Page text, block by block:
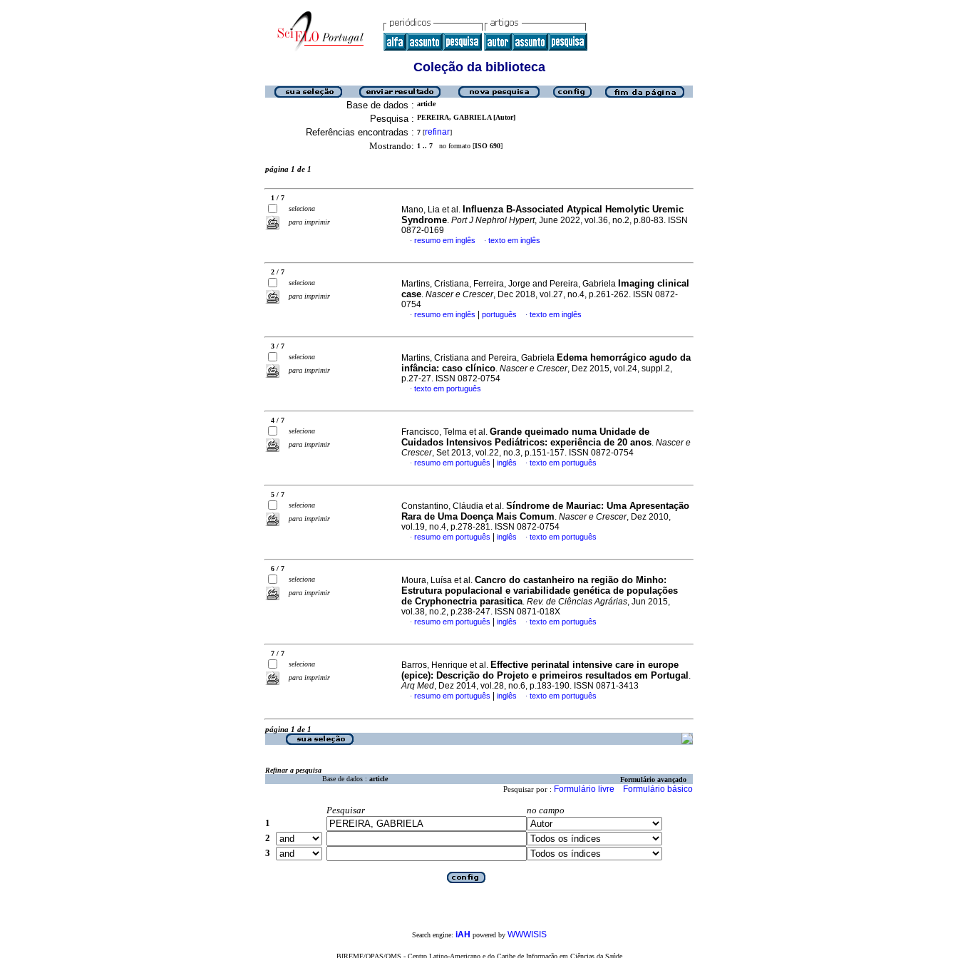
Coleção da biblioteca
Base de dados : article
Pesquisa : PEREIRA, GABRIELA [Autor]
Referências encontradas : 7 [refinar]
Mostrando: 1 .. 7 no formato [ISO 690]
página 1 de 1
1 / 7
seleciona
para imprimir
Mano, Lia et al. Influenza B-Associated Atypical Hemolytic Uremic
Syndrome. Port J Nephrol Hypert, June 2022, vol.36, no.2, p.80-83. ISSN
0872-0169
· resumo em inglês · texto em inglês
2 / 7
seleciona
para imprimir
Martins, Cristiana, Ferreira, Jorge and Pereira, Gabriela Imaging clinical
case. Nascer e Crescer, Dec 2018, vol.27, no.4, p.261-262. ISSN 0872-
0754
· resumo em inglês português · texto em inglês
3 / 7
seleciona
para imprimir
Martins, Cristiana and Pereira, Gabriela Edema hemorrágico agudo da
infância: caso clínico. Nascer e Crescer, Dez 2015, vol.24, suppl.2,
p.27-27. ISSN 0872-0754
· texto em português
4 / 7
seleciona
para imprimir
Francisco, Telma et al. Grande queimado numa Unidade de
Cuidados Intensivos Pediátricos: experiência de 20 anos. Nascer e
Crescer, Set 2013, vol.22, no.3, p.151-157. ISSN 0872-0754
· resumo em português inglês · texto em português
5 / 7
seleciona
para imprimir
Constantino, Cláudia et al. Síndrome de Mauriac: Uma Apresentação
Rara de Uma Doença Mais Comum. Nascer e Crescer, Dez 2010,
vol.19, no.4, p.278-281. ISSN 0872-0754
· resumo em português inglês · texto em português
6 / 7
seleciona
para imprimir
Moura, Luísa et al. Cancro do castanheiro na região do Minho:
Estrutura populacional e variabilidade genética de populações
de Cryphonectria parasitica. Rev. de Ciências Agrárias, Jun 2015,
vol.38, no.2, p.238-247. ISSN 0871-018X
· resumo em português inglês · texto em português
7 / 7
seleciona
para imprimir
Barros, Henrique et al. Effective perinatal intensive care in europe
(epice): Descrição do Projeto e primeiros resultados em Portugal .
Arq Med, Dez 2014, vol.28, no.6, p.183-190. ISSN 0871-3413
· resumo em português inglês · texto em português
página 1 de 1
Refinar a pesquisa
Base de dados : article Formulário avançado
Pesquisar por : Formulário livre Formulário básico
Pesquisar
no campo
1
2
3
Search engine: iAH powered by WWWISIS
BIREME/OPAS/OMS - Centro Latino-Americano e do Caribe de Informação em Ciências da Saúde